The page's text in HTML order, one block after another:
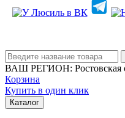
ВАШ РЕГИОН: Ростовская
Корзина
Купить в один клик
Каталог